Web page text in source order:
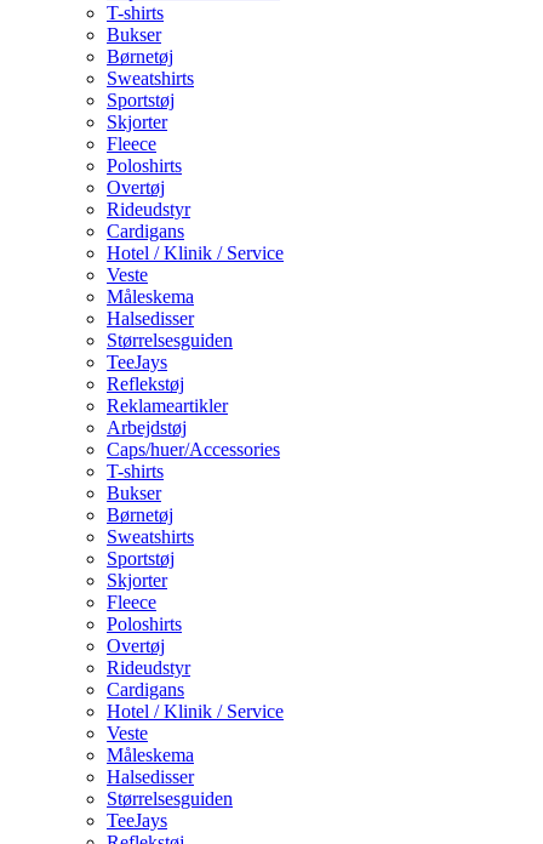
T-shirts
Bukser
Børnetøj
Sweatshirts
Sportstøj
Skjorter
Fleece
Poloshirts
Overtøj
Rideudstyr
Cardigans
Hotel / Klinik / Service
Veste
Måleskema
Halsedisser
Størrelsesguiden
TeeJays
Reflekstøj
Reklameartikler
Arbejdstøj
Caps/huer/Accessories
T-shirts
Bukser
Børnetøj
Sweatshirts
Sportstøj
Skjorter
Fleece
Poloshirts
Overtøj
Rideudstyr
Cardigans
Hotel / Klinik / Service
Veste
Måleskema
Halsedisser
Størrelsesguiden
TeeJays